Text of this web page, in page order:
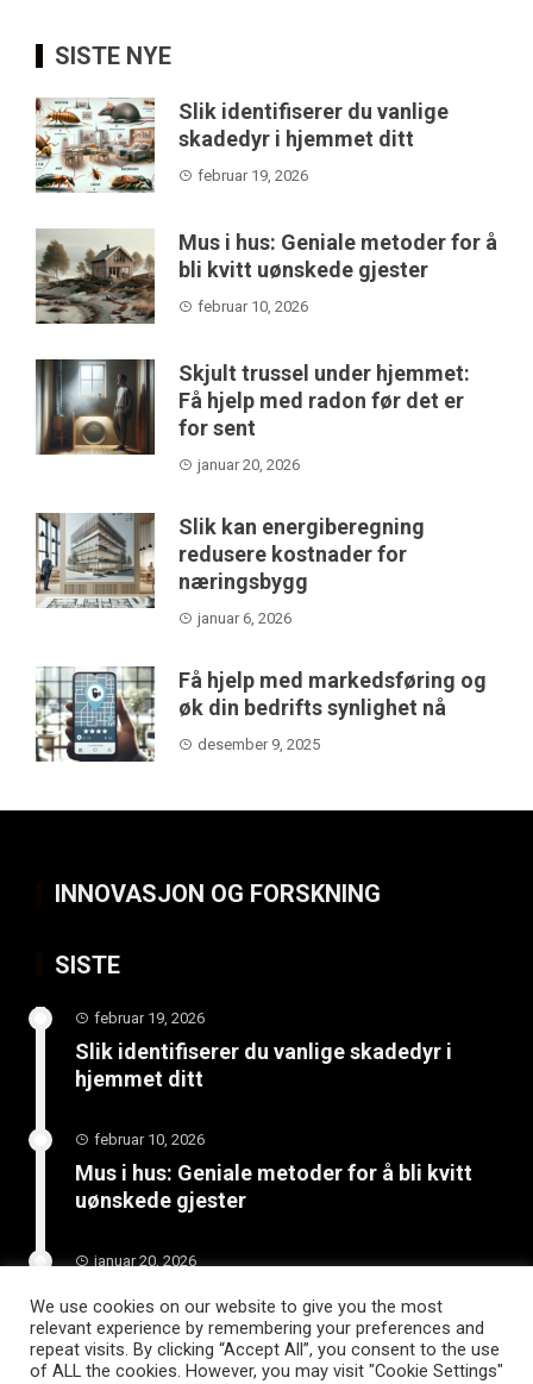
SISTE NYE
Slik identifiserer du vanlige
skadedyr i hjemmet ditt
februar 19, 2026
Mus i hus: Geniale metoder for å
bli kvitt uønskede gjester
februar 10, 2026
Skjult trussel under hjemmet:
Få hjelp med radon før det er
for sent
januar 20, 2026
Slik kan energiberegning
redusere kostnader for
næringsbygg
januar 6, 2026
Få hjelp med markedsføring og
øk din bedrifts synlighet nå
desember 9, 2025
INNOVASJON OG FORSKNING
SISTE
februar 19, 2026
Slik identifiserer du vanlige skadedyr i
hjemmet ditt
februar 10, 2026
Mus i hus: Geniale metoder for å bli kvitt
uønskede gjester
januar 20, 2026
Skjult trussel under hjemmet: Få hjelp med
radon før det er for sent
We use cookies on our website to give you the most
relevant experience by remembering your preferences and
repeat visits. By clicking “Accept All”, you consent to the use
of ALL the cookies. However, you may visit "Cookie Settings"